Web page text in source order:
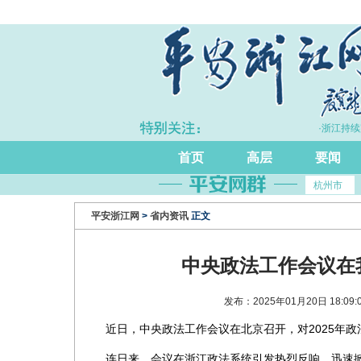
·上半年浙江GDP同比增长5.7% ·浙江持续完
首页 高层 要闻
杭州市
平安浙江网 > 省内资讯 正文
中央政法工作会议
发布：2025年01月20日
近日，中央政法工作会议在北京召开，对2025年